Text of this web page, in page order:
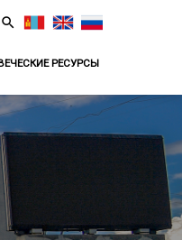
search
РЕСУРСЫ